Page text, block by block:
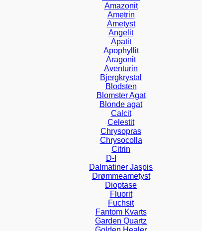
Amazonit
Ametrin
Ametyst
Angelit
Apatit
Apophyllit
Aragonit
Aventurin
Bjergkrystal
Blodsten
Blomster Agat
Blonde agat
Calcit
Celestit
Chrysopras
Chrysocolla
Citrin
D-I
Dalmatiner Jaspis
Drømmeametyst
Dioptase
Fluorit
Fuchsit
Fantom Kvarts
Garden Quartz